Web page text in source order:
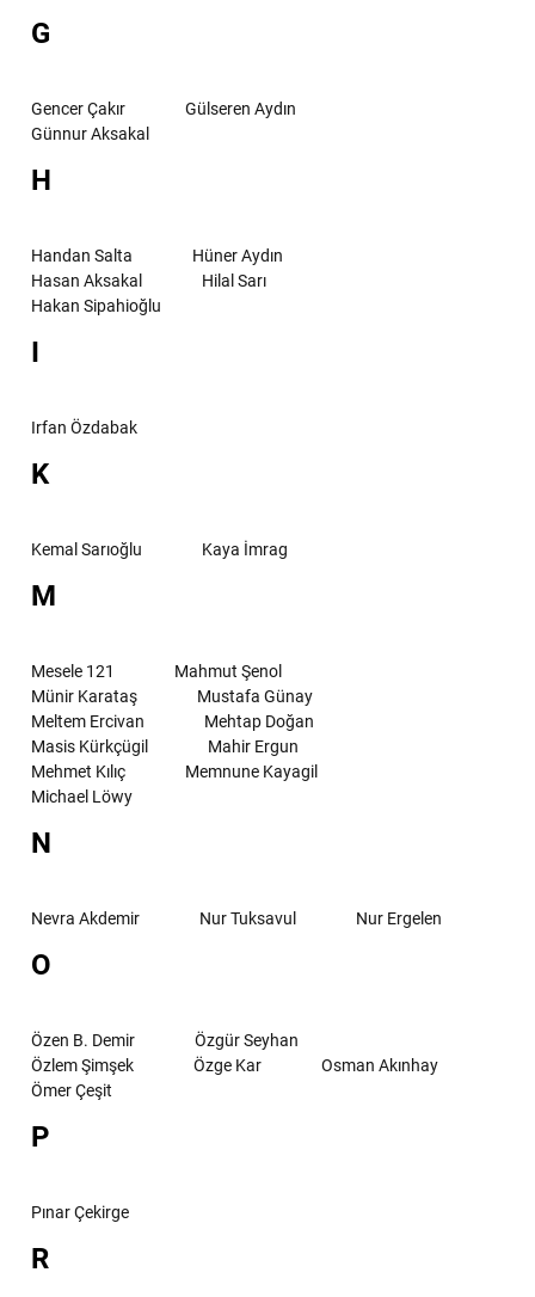
G
Gencer Çakır
Gülseren Aydın
Günnur Aksakal
H
Handan Salta
Hüner Aydın
Hasan Aksakal
Hilal Sarı
Hakan Sipahioğlu
I
Irfan Özdabak
K
Kemal Sarıoğlu Kaya İmrag
M
Mesele 121
Mahmut Şenol
Münir Karataş
Mustafa Günay
Meltem Ercivan
Mehtap Doğan
Masis Kürkçügil
Mahir Ergun
Mehmet Kılıç
Memnune Kayagil
Michael Löwy
N
Nevra Akdemir Nur Tuksavul Nur Ergelen
O
Özen B. Demir
Özgür Seyhan
Özlem Şimşek
Özge Kar
Osman Akınhay
Ömer Çeşit
P
Pınar Çekirge
R